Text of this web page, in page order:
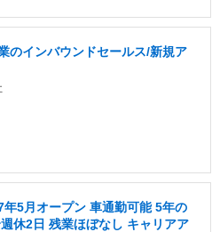
のインバウンドセールス/新規ア
年5月オープン 車通勤可能 5年の
休2日 残業ほぼなし キャリアア